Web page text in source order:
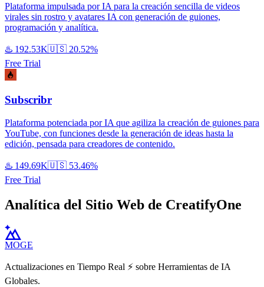
Plataforma impulsada por IA para la creación sencilla de videos
virales sin rostro y avatares IA con generación de guiones,
programación y analítica.
♨️ 192.53K🇺🇸 20.52%
Free Trial
Subscribr
Plataforma potenciada por IA que agiliza la creación de guiones para
YouTube, con funciones desde la generación de ideas hasta la
edición, pensada para creadores de contenido.
♨️ 149.69K🇺🇸 53.46%
Free Trial
Analítica del Sitio Web de CreatifyOne
MOGE
Actualizaciones en Tiempo Real ⚡️ sobre Herramientas de IA
Globales.